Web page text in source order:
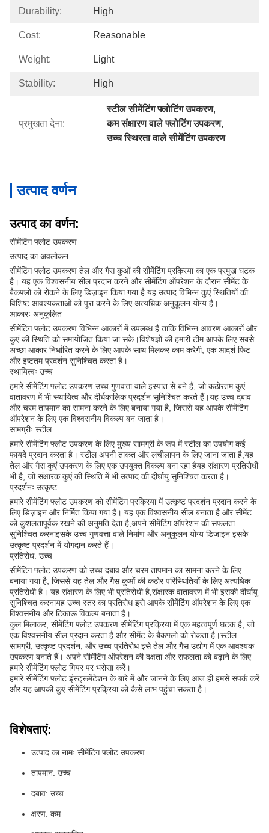
Durability: High
Cost: Reasonable
Weight: Light
Stability: High
प्रमुखता देना:
स्टील सीमेंटिंग फ्लोटिंग उपकरण,
कम संक्षारण वाले फ्लोटिंग उपकरण,
उच्च स्थिरता वाले सीमेंटिंग उपकरण
उत्पाद वर्णन
उत्पाद का वर्णन:
सीमेंटिंग फ्लोट उपकरण
उत्पाद का अवलोकन
सीमेंटिंग फ्लोट उपकरण तेल और गैस कुओं की सीमेंटिंग प्रक्रिया का एक प्रमुख घटक
है। यह एक विश्वसनीय सील प्रदान करने और सीमेंटिंग ऑपरेशन के दौरान सीमेंट के
बैकफ्लो को रोकने के लिए डिज़ाइन किया गया है.यह उत्पाद विभिन्न कुएं स्थितियों की
विशिष्ट आवश्यकताओं को पूरा करने के लिए अत्यधिक अनुकूलन योग्य है।
आकारः अनुकूलित
सीमेंटिंग फ्लोट उपकरण विभिन्न आकारों में उपलब्ध है ताकि विभिन्न आवरण आकारों और
कुएं की स्थिति को समायोजित किया जा सके।विशेषज्ञों की हमारी टीम आपके लिए सबसे
अच्छा आकार निर्धारित करने के लिए आपके साथ मिलकर काम करेगी, एक आदर्श फिट
और इष्टतम प्रदर्शन सुनिश्चित करता है।
स्थायित्वः उच्च
हमारे सीमेंटिंग फ्लोट उपकरण उच्च गुणवत्ता वाले इस्पात से बने हैं, जो कठोरतम कुएं
वातावरण में भी स्थायित्व और दीर्घकालिक प्रदर्शन सुनिश्चित करते हैं।यह उच्च दबाव
और चरम तापमान का सामना करने के लिए बनाया गया है, जिससे यह आपके सीमेंटिंग
ऑपरेशन के लिए एक विश्वसनीय विकल्प बन जाता है।
सामग्रीः स्टील
हमारे सीमेंटिंग फ्लोट उपकरण के लिए मुख्य सामग्री के रूप में स्टील का उपयोग कई
फायदे प्रदान करता है। स्टील अपनी ताकत और लचीलापन के लिए जाना जाता है,यह
तेल और गैस कुएं उपकरण के लिए एक उपयुक्त विकल्प बना रहा हैयह संक्षारण प्रतिरोधी
भी है, जो संक्षारक कुएं की स्थिति में भी उत्पाद की दीर्घायु सुनिश्चित करता है।
प्रदर्शनः उत्कृष्ट
हमारे सीमेंटिंग फ्लोट उपकरण को सीमेंटिंग प्रक्रिया में उत्कृष्ट प्रदर्शन प्रदान करने के
लिए डिज़ाइन और निर्मित किया गया है। यह एक विश्वसनीय सील बनाता है और सीमेंट
को कुशलतापूर्वक रखने की अनुमति देता है,अपने सीमेंटिंग ऑपरेशन की सफलता
सुनिश्चित करनाइसके उच्च गुणवत्ता वाले निर्माण और अनुकूलन योग्य डिजाइन इसके
उत्कृष्ट प्रदर्शन में योगदान करते हैं।
प्रतिरोध: उच्च
सीमेंटिंग फ्लोट उपकरण को उच्च दबाव और चरम तापमान का सामना करने के लिए
बनाया गया है, जिससे यह तेल और गैस कुओं की कठोर परिस्थितियों के लिए अत्यधिक
प्रतिरोधी है। यह संक्षारण के लिए भी प्रतिरोधी है,संक्षारक वातावरण में भी इसकी दीर्घायु
सुनिश्चित करनायह उच्च स्तर का प्रतिरोध इसे आपके सीमेंटिंग ऑपरेशन के लिए एक
विश्वसनीय और टिकाऊ विकल्प बनाता है।
कुल मिलाकर, सीमेंटिंग फ्लोट उपकरण सीमेंटिंग प्रक्रिया में एक महत्वपूर्ण घटक है, जो
एक विश्वसनीय सील प्रदान करता है और सीमेंट के बैकफ्लो को रोकता है।स्टील
सामग्री, उत्कृष्ट प्रदर्शन, और उच्च प्रतिरोध इसे तेल और गैस उद्योग में एक आवश्यक
उपकरण बनाते हैं। अपने सीमेंटिंग ऑपरेशन की दक्षता और सफलता को बढ़ाने के लिए
हमारे सीमेंटिंग फ्लोट गियर पर भरोसा करें।
हमारे सीमेंटिंग फ्लोट इंस्ट्रूमेंटेशन के बारे में और जानने के लिए आज ही हमसे संपर्क करें
और यह आपकी कुएं सीमेंटिंग प्रक्रिया को कैसे लाभ पहुंचा सकता है।
विशेषताएं:
उत्पाद का नामः सीमेंटिंग फ्लोट उपकरण
तापमान: उच्च
दबाव: उच्च
क्षरण: कम